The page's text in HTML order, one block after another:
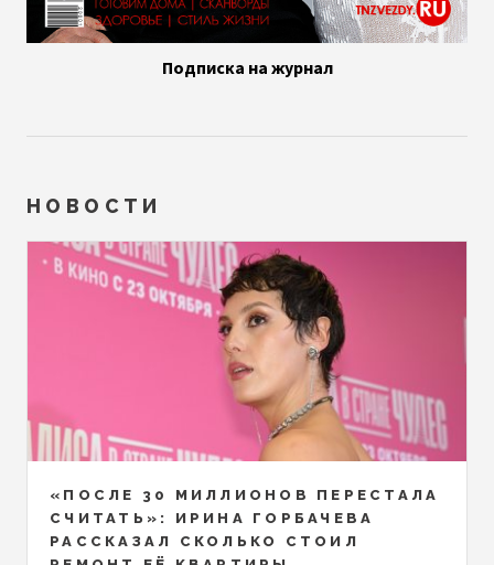
Подписка на журнал
НОВОСТИ
«ПОСЛЕ 30 МИЛЛИОНОВ ПЕРЕСТАЛА
СЧИТАТЬ»: ИРИНА ГОРБАЧЕВА
РАССКАЗАЛ СКОЛЬКО СТОИЛ